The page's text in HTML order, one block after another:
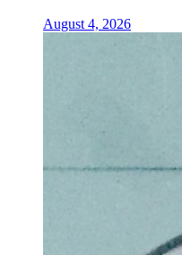
August 4, 2026